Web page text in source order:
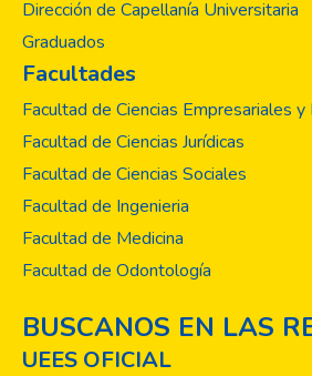
Dirección de Capellanía Universitaria
Graduados
Facultades
Facultad de Ciencias Empresariales y
Facultad de Ciencias Jurídicas
Facultad de Ciencias Sociales
Facultad de Ingenieria
Facultad de Medicina
Facultad de Odontología
BUSCANOS EN LAS
UEES OFICIAL